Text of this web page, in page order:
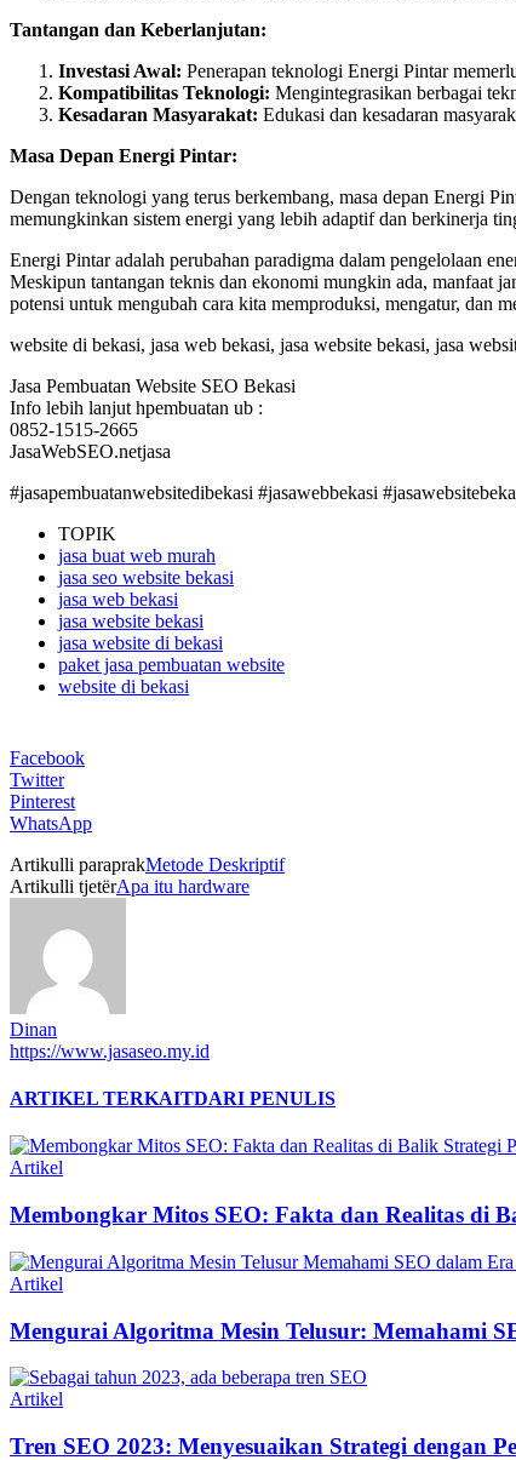
Tantangan dan Keberlanjutan:
Investasi Awal: Penerapan teknologi Energi Pintar
Kompatibilitas Teknologi: Mengintegrasikan berbagai
Kesadaran Masyarakat: Edukasi dan kesadaran
Masa Depan Energi Pintar:
Dengan teknologi yang terus berkembang, masa depan Energi
memungkinkan sistem energi yang lebih adaptif dan berkinerja
Energi Pintar adalah perubahan paradigma dalam pengelolaan
Meskipun tantangan teknis dan ekonomi mungkin ada, manfaat
potensi untuk mengubah cara kita memproduksi, mengatur, dan
website di bekasi, jasa web bekasi, jasa website bekasi, jasa
Jasa Pembuatan Website SEO Bekasi
Info lebih lanjut hpembuatan ub :
0852-1515-2665
JasaWebSEO.netjasa
#jasapembuatanwebsitedibekasi #jasawebbekasi
TOPIK
jasa buat web murah
jasa seo website bekasi
jasa web bekasi
jasa website bekasi
jasa website di bekasi
paket jasa pembuatan website
website di bekasi
Facebook
Twitter
Pinterest
WhatsApp
Artikulli paraprakMetode Deskriptif
Artikulli tjetërApa itu hardware
Dinan
https://www.jasaseo.my.id
ARTIKEL TERKAITDARI PENULIS
Artikel
Membongkar Mitos SEO: Fakta dan Realitas di
Artikel
Mengurai Algoritma Mesin Telusur: Memahami
Artikel
Tren SEO 2023: Menyesuaikan Strategi dengan